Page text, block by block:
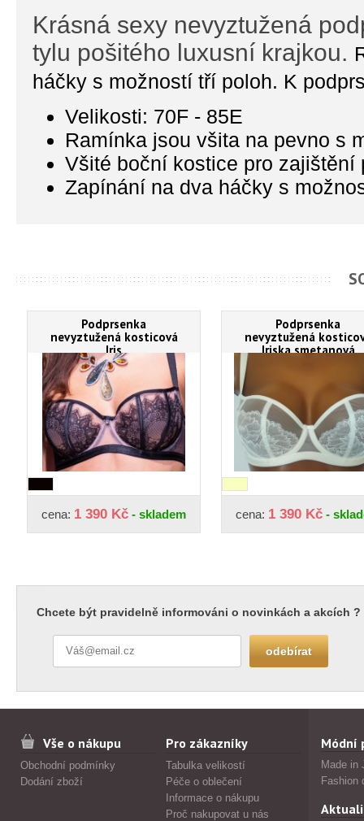
Krásná sexy nevyztužená
tylu pošitého luxusní krajkou.
háčky s možností tří poloh. K
Velikosti: 70F - 85E
Ramínka jsou všita na pevno s
Všité boční kostice pro zajištění
Zapínání na dva háčky s
Podprsenka
nevyztužená kosticová
Iris
cena: 1 390 Kč - skladem
Podprsenka
nevyztužená
Iriska smetanová
cena: 1 390 Kč -
Chcete být pravidelně informováni o novinkách a akcích ?
Vše o nákupu
Obchodní podmínky
Dodání zboží
Pro zákazníky
Tabulka velikostí
Péče o oblečení
Informace o nákupu
Proč nakupovat u nás
Módní
Made in
Fashion